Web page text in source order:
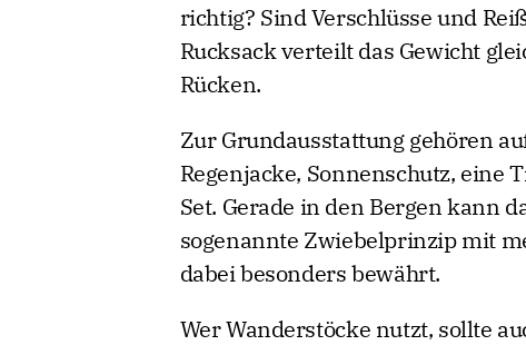
richtig? Sind Verschlüsse und
Rucksack verteilt das Gewicht
Rücken.
Zur Grundausstattung gehören
Regenjacke, Sonnenschutz,
Set. Gerade in den Bergen kann
sogenannte Zwiebelprinzip mit
dabei besonders bewährt.
Wer Wanderstöcke nutzt, sollte